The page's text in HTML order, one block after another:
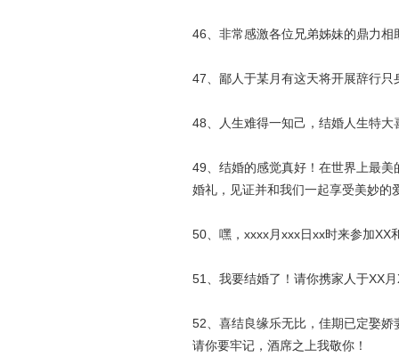
46、非常感激各位兄弟姊妹的鼎力
47、鄙人于某月有这天将开展辞行
48、人生难得一知己，结婚人生特
49、结婚的感觉真好！在世界上最
婚礼，见证并和我们一起享受美妙的
50、嘿，xxxx月xxx日xx时来参加XX
51、我要结婚了！请你携家人于XX
52、喜结良缘乐无比，佳期已定娶
请你要牢记，酒席之上我敬你！